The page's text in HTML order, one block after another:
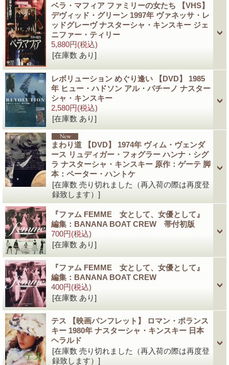
ベラ・マフィア ファミリーの女たち 【VHS】
デヴィッド・グリーン 1997年 ヴァネッサ・レ
ッドグレーヴ ナスターシャ・キンスキー ジェ
ニファー・ティリー
5,880円(税込)
[在庫数 あり]
レボリューション めぐり逢い 【DVD】 1985
年 ヒュー・ハドソン アル・パチーノ ナスター
シャ・キンスキー
2,580円(税込)
[在庫数 あり]
まわり道 【DVD】 1974年 ヴィム・ヴェンダ
ース リュディガー・フォグラー ハンナ・シグ
ラ ナスターシャ・キンスキー 原作：ゲーテ 脚
本：ペーター・ハントケ
[在庫数 売り切れました（再入荷の際は再度登
録致します）]
『ファム FEMME 女として、女優として』
編集：BANANA BOAT CREW 帯付初版
700円(税込)
[在庫数 あり]
『ファム FEMME 女として、女優として』
編集：BANANA BOAT CREW
400円(税込)
[在庫数 あり]
テス 【映画パンフレット】 ロマン・ポランス
キー 1980年 ナスターシャ・キンスキー 日本
ヘラルド
[在庫数 売り切れました（再入荷の際は再度登
録致します）]